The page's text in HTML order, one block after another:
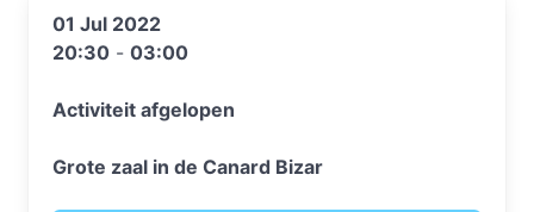
01 Jul 2022
20:30 - 03:00
Activiteit afgelopen
Grote zaal in de Canard Bizar